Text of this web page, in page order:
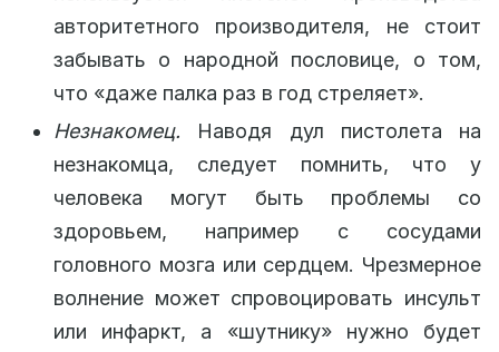
авторитетного производителя, не стоит
забывать о народной пословице, о том,
что «даже палка раз в год стреляет».
Незнакомец. Наводя дул пистолета на
незнакомца, следует помнить, что у
человека могут быть проблемы со
здоровьем, например с сосудами
головного мозга или сердцем. Чрезмерное
волнение может спровоцировать инсульт
или инфаркт, а «шутнику» нужно будет